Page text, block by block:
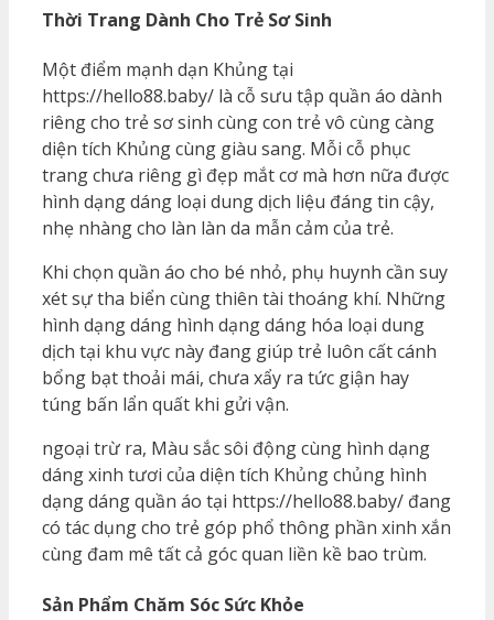
Thời Trang Dành Cho Trẻ Sơ Sinh
Một điểm mạnh dạn Khủng tại
https://hello88.baby/ là cỗ sưu tập quần áo dành
riêng cho trẻ sơ sinh cùng con trẻ vô cùng càng
diện tích Khủng cùng giàu sang. Mỗi cỗ phục
trang chưa riêng gì đẹp mắt cơ mà hơn nữa được
hình dạng dáng loại dung dịch liệu đáng tin cậy,
nhẹ nhàng cho làn làn da mẫn cảm của trẻ.
Khi chọn quần áo cho bé nhỏ, phụ huynh cần suy
xét sự tha biển cùng thiên tài thoáng khí. Những
hình dạng dáng hình dạng dáng hóa loại dung
dịch tại khu vực này đang giúp trẻ luôn cất cánh
bổng bạt thoải mái, chưa xẩy ra tức giận hay
túng bấn lẩn quất khi gửi vận.
ngoại trừ ra, Màu sắc sôi động cùng hình dạng
dáng xinh tươi của diện tích Khủng chủng hình
dạng dáng quần áo tại https://hello88.baby/ đang
có tác dụng cho trẻ góp phổ thông phần xinh xắn
cùng đam mê tất cả góc quan liền kề bao trùm.
Sản Phẩm Chăm Sóc Sức Khỏe